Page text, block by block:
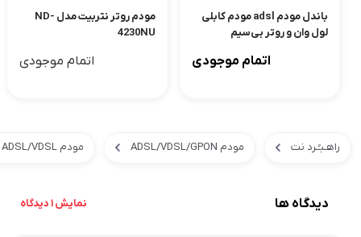
باندل مودم adsl مودم کابلی
لول وان و روتر بی‌سیم
اتمام موجودی
مودم روتر نتربیت مدل ND-
4230NU
اتمام موجودی
راهـبـُـرد نت مودم ADSL/VDSL/GPON مودم ADSL/VDSL
دیدگاه ها نمایش 1 دیدگاه